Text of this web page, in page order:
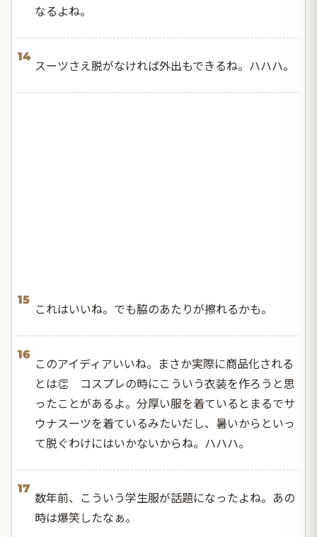
なるよね。
14
スーツさえ脱がなければ外出もできるね。ハハハ。
15
これはいいね。でも脇のあたりが擦れるかも。
16
このアイディアいいね。まさか実際に商品化される
とは👏 コスプレの時にこういう衣装を作ろうと思
ったことがあるよ。分厚い服を着ているとまるでサ
ウナスーツを着ているみたいだし、暑いからといっ
て脱ぐわけにはいかないからね。ハハハ。
17
数年前、こういう学生服が話題になったよね。あの
時は爆笑したなぁ。